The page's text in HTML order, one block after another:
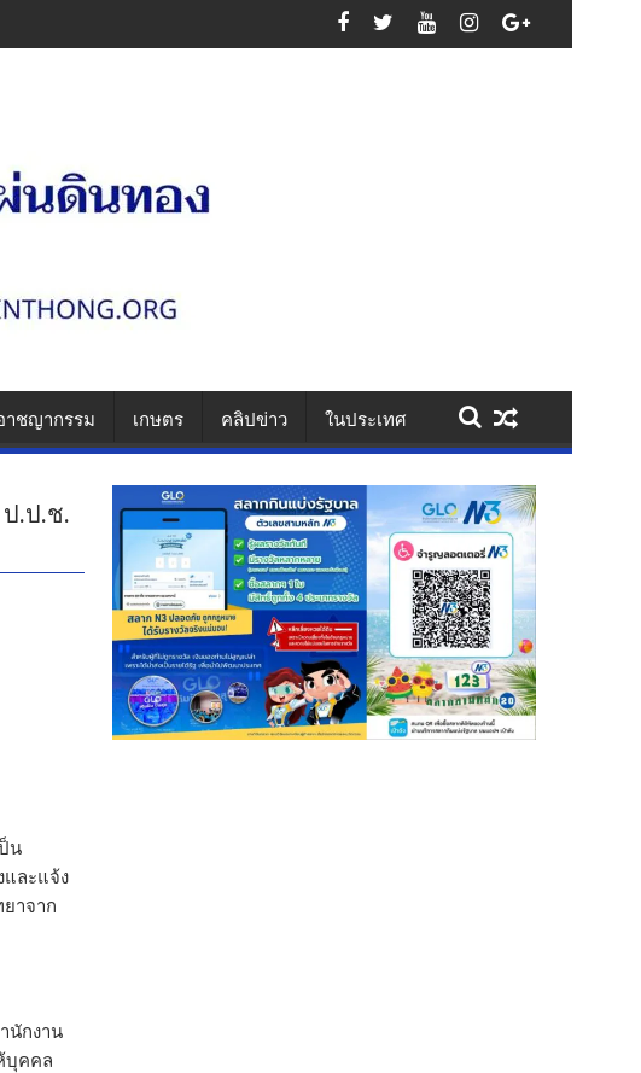
ซิ่งพุ่งชนเสาไฟ รวบคาเพชรเกษม ยึดไอซ์ 1.1 กก. ยาบ้า 61 เม็ด สารภาพรับจ้างส่งย
าชญากรรม เกษตร คลิปข่าว ในประเทศ
.ป.ช.
น
และแจ้ง
าจาก
นักงาน
บุคคล